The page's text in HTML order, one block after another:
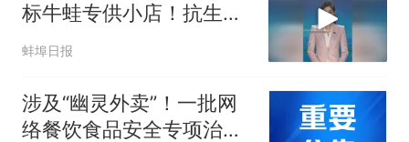
标牛蛙专供小店！抗生素
超标5倍，还有明令禁用
蚌埠日报
涉及“幽灵外卖”！一批网
络餐饮食品安全专项治理